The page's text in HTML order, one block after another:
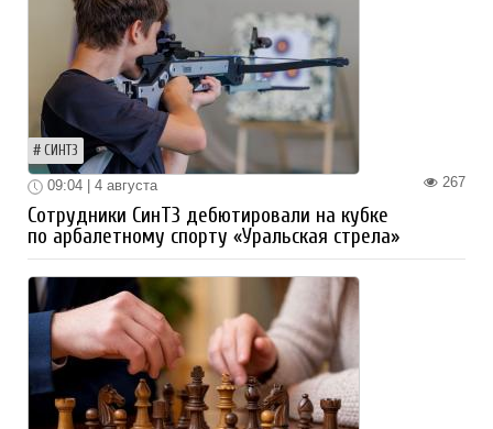
СИНТЗ
267
09:04 | 4 августа
Сотрудники СинТЗ дебютировали на кубке
по арбалетному спорту «Уральская стрела»